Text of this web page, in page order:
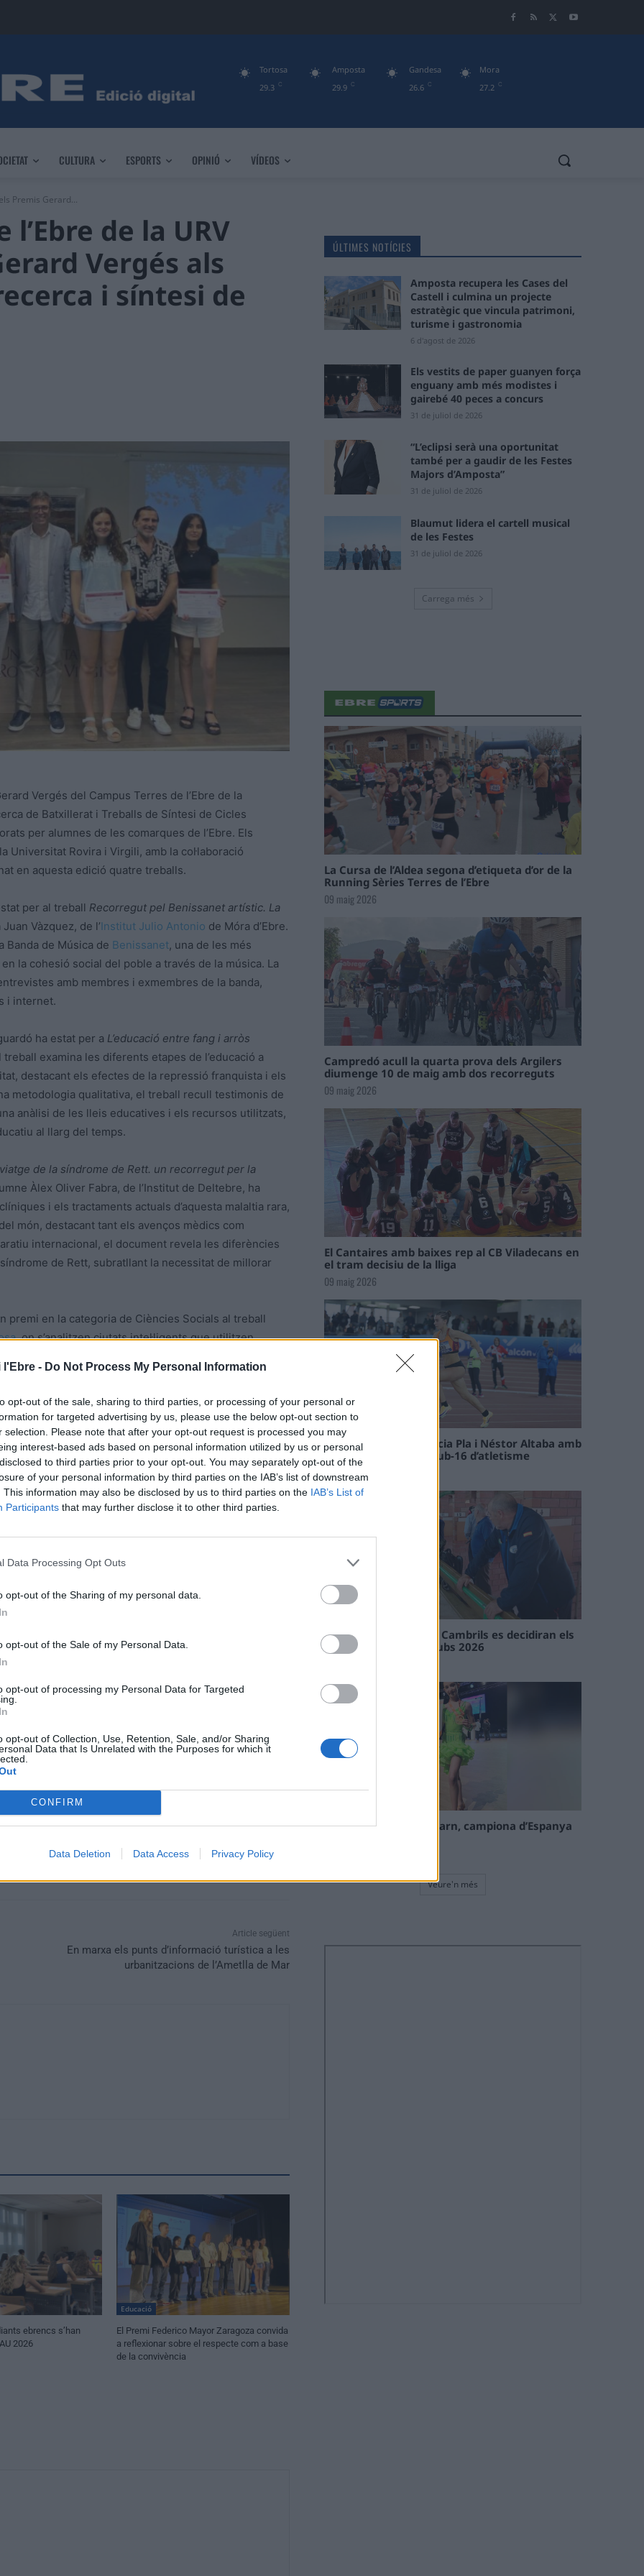
l'Ebre - Do Not Process My Personal Information
opt-out of the sale, sharing to third parties, or processing of your personal or
for targeted advertising by us, please use the below opt-out section to
selection. Please note that after your opt-out request is processed you may
interest-based ads based on personal information utilized by us or personal
to third parties prior to your opt-out. You may separately opt-out of the
of your personal information by third parties on the IAB’s list of downstream
This information may also be disclosed by us to third parties on the IAB’s List of
Participants that may further disclose it to other third parties.
Data Processing Opt Outs
opt-out of the Sharing of my personal data.
opt-out of the Sale of my Personal Data.
opt-out of processing my Personal Data for Targeted
opt-out of Collection, Use, Retention, Sale, and/or Sharing
Data that Is Unrelated with the Purposes for which it
CONFIRM
Data Deletion Data Access Privacy Policy
29.3 C
Tortosa
29.9 C
Amposta
26.6 C
Gandesa
27.2 C
Mora
CULTURA ESPORTS OPINIÓ VÍDEOS
Premis Gerard...
l’Ebre de la URV
Vergés als
i síntesi de
Vergés del Campus Terres de l’Ebre de la
de Batxillerat i Treballs de Síntesi de Cicles
per alumnes de les comarques de l’Ebre. Els
Universitat Rovira i Virgili, amb la col·laboració
en aquesta edició quatre treballs.
per al treball Recorregut pel Benissanet artístic. La
Juan Vàzquez, de l’Institut Julio Antonio de Móra d’Ebre.
Banda de Música de Benissanet, una de les més
la cohesió social del poble a través de la música. La
amb membres i exmembres de la banda,
i internet.
ha estat per a L’educació entre fang i arròs
treball examina les diferents etapes de l’educació a
destacant els efectes de la repressió franquista i els
metodologia qualitativa, el treball recull testimonis de
anàlisi de les lleis educatives i els recursos utilitzats,
al llarg del temps.
de la síndrome de Rett. un recorregut per la
Àlex Oliver Fabra, de l’Institut de Deltebre, ha
i els tractaments actuals d’aquesta malaltia rara,
món, destacant tant els avenços mèdics com
internacional, el document revela les diferències
de Rett, subratllant la necessitat de millorar
premi en la categoria de Ciències Socials al treball
, on s’analitzen ciutats intel·ligents que utilitzen
saludables i sostenibles. Es presenten els reptes i
govern, l’economia, el medi ambient, la mobilitat i la
de com una ciutat mitjana, com
per millorar la sostenibilitat urbana. A més, recull
que han adoptat aquestes tecnologies.
la matrícula del primer curs a algun dels
Infantil, Educació Primària, Administració i Direcció
Infantil i Educació Primària i Administració i Direcció
25.
Ferreres, representant dels Serveis Territorials
i Festa del Renaixement de l’Ajuntament de
l’Ebre. Durant les intervencions han posat èmfasis en
en valor les seves idees i la necessitat de retenir
ha destacat que els estudiants premiats aborden
de contribuir amb el coneixement dels seus
qualitat dels treballs ha anat de la mà amb els seus
que ja hagin estat assignats al Campus en la seva
Article següent
En marxa els punts d’informació turística a les
urbanitzacions de l’Ametlla de Mar
ebrencs s’han
2026
Educació
El Premi Federico Mayor Zaragoza convida
a reflexionar sobre el respecte com a base
de la convivència
ÚLTIMES NOTÍCIES
Amposta recupera les Cases del
Castell i culmina un projecte
estratègic que vincula patrimoni,
turisme i gastronomia
6 d'agost de 2026
Els vestits de paper guanyen força
enguany amb més modistes i
gairebé 40 peces a concurs
31 de juliol de 2026
“L’eclipsi serà una oportunitat
també per a gaudir de les Festes
Majors d’Amposta”
31 de juliol de 2026
Blaumut lidera el cartell musical
de les Festes
31 de juliol de 2026
Carrega més
La Cursa de l’Aldea segona d’etiqueta d’or de la
Running Sèries Terres de l’Ebre
09 maig 2026
Campredó acull la quarta prova dels Argilers
diumenge 10 de maig amb dos recorreguts
09 maig 2026
El Cantaires amb baixes rep al CB Viladecans en
el tram decisiu de la lliga
09 maig 2026
Paula Sintorres, Patrícia Pla i Néstor Altaba amb
la selecció catalana sub-16 d’atletisme
08 maig 2026
En les tirades de Flix i Cambrils es decidiran els
campions de l’Interclubs 2026
La tortosina Cinta Talarn, campiona d’Espanya
Veure'n més